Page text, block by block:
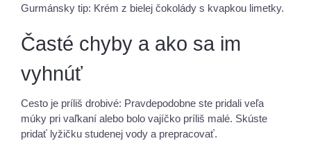
Gurmánsky tip: Krém z bielej čokolády s kvapkou limetky.
Časté chyby a ako sa im
vyhnúť
Cesto je príliš drobivé: Pravdepodobne ste pridali veľa
múky pri vaľkaní alebo bolo vajíčko príliš malé. Skúste
pridať lyžičku studenej vody a prepracovať.